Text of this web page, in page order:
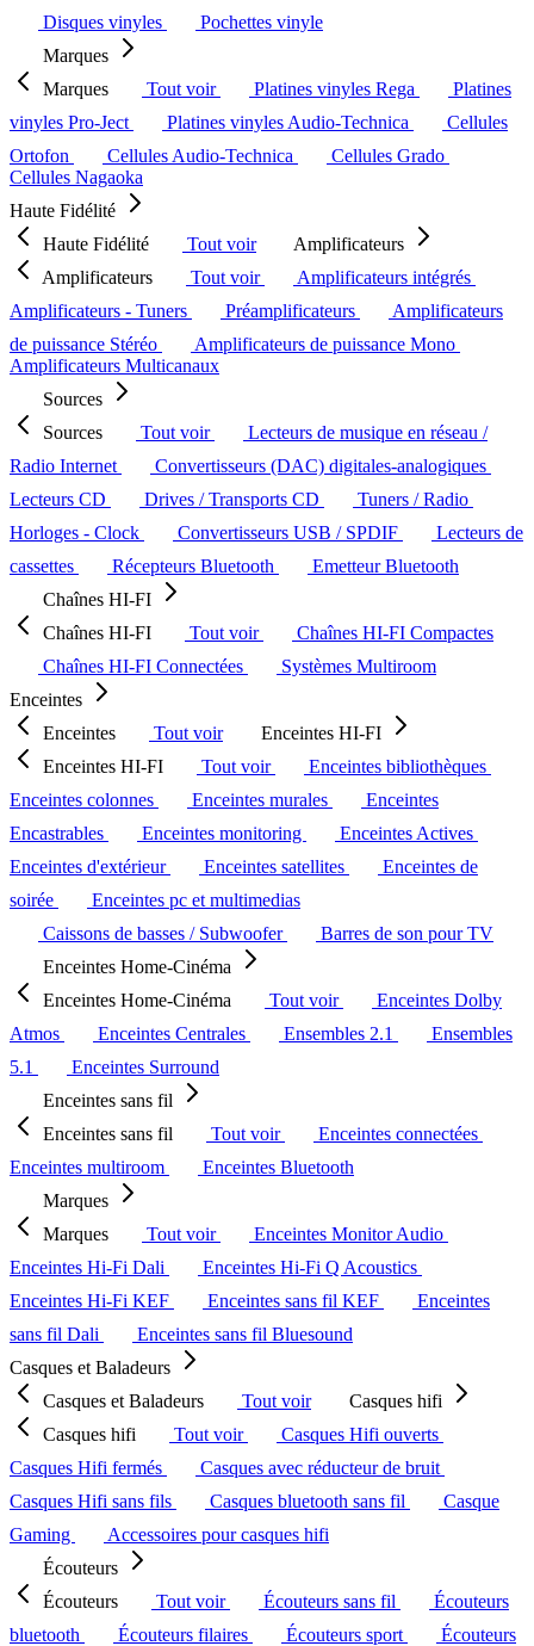
Disques vinyles
Pochettes vinyle
Marques
Marques
Tout voir Platines vinyles Rega
Platines
vinyles Pro-Ject
Platines vinyles Audio-Technica
Cellules
Ortofon
Cellules Audio-Technica
Cellules Grado
Cellules Nagaoka
Haute Fidélité
Haute Fidélité
Tout voir
Amplificateurs
Amplificateurs
Tout voir
Amplificateurs intégrés
Amplificateurs - Tuners
Préamplificateurs
Amplificateurs
de puissance Stéréo
Amplificateurs de puissance Mono
Amplificateurs Multicanaux
Sources
Sources
Tout voir
Lecteurs de musique en réseau /
Radio Internet
Convertisseurs (DAC) digitales-analogiques
Lecteurs CD
Drives / Transports CD
Tuners / Radio
Horloges - Clock
Convertisseurs USB / SPDIF
Lecteurs de
cassettes
Récepteurs Bluetooth
Emetteur Bluetooth
Chaînes HI-FI
Chaînes HI-FI
Tout voir
Chaînes HI-FI Compactes
Chaînes HI-FI Connectées
Systèmes Multiroom
Enceintes
Enceintes
Tout voir
Enceintes HI-FI
Enceintes HI-FI
Tout voir
Enceintes bibliothèques
Enceintes colonnes
Enceintes murales
Enceintes
Encastrables
Enceintes monitoring
Enceintes Actives
Enceintes d'extérieur
Enceintes satellites
Enceintes de
soirée
Enceintes pc et multimedias
Caissons de basses / Subwoofer
Barres de son pour TV
Enceintes Home-Cinéma
Enceintes Home-Cinéma
Tout voir
Enceintes Dolby
Atmos
Enceintes Centrales Ensembles 2.1
Ensembles
5.1
Enceintes Surround
Enceintes sans fil
Enceintes sans fil
Tout voir
Enceintes connectées
Enceintes multiroom
Enceintes Bluetooth
Marques
Marques
Tout voir
Enceintes Monitor Audio
Enceintes Hi-Fi Dali
Enceintes Hi-Fi Q Acoustics
Enceintes Hi-Fi KEF
Enceintes sans fil KEF
Enceintes
sans fil Dali
Enceintes sans fil Bluesound
Casques et Baladeurs
Casques et Baladeurs
Tout voir
Casques hifi
Casques hifi
Tout voir
Casques Hifi ouverts
Casques Hifi fermés
Casques avec réducteur de bruit
Casques Hifi sans fils
Casques bluetooth sans fil
Casque
Gaming
Accessoires pour casques hifi
Écouteurs
Écouteurs
Tout voir Écouteurs sans fil
Écouteurs
bluetooth
Écouteurs filaires Écouteurs sport
Écouteurs